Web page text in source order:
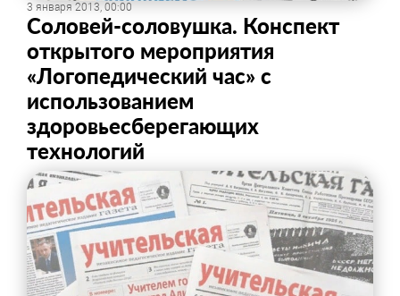
3 января 2013, 00:00
Соловей-соловушка. Конспект
открытого мероприятия
«Логопедический час» с
использованием
здоровьесберегающих
технологий